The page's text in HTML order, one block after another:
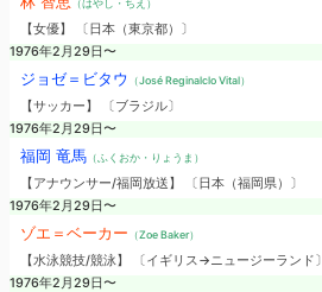
（はやし・ちえ）
【女優】 〔日本（東京都）〕
1976年2月29日〜
ジョゼ＝ビタウ （José Reginalclo Vital）
【サッカー】 〔ブラジル〕
1976年2月29日〜
福岡 竜馬（ふくおか・りょうま）
【アナウンサー/福岡放送】 〔日本（福岡県）〕
1976年2月29日〜
ゾエ＝ベーカー （Zoe Baker）
【水泳競技/競泳】 〔イギリス→ニュージーランド〕
1976年2月29日〜